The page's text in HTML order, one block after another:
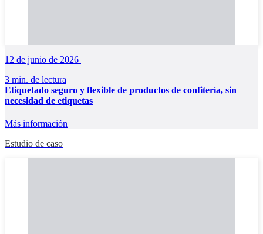
12 de junio de 2026 |
3 min. de lectura
Etiquetado seguro y flexible de productos de confitería, sin
necesidad de etiquetas
Más información
Estudio de caso